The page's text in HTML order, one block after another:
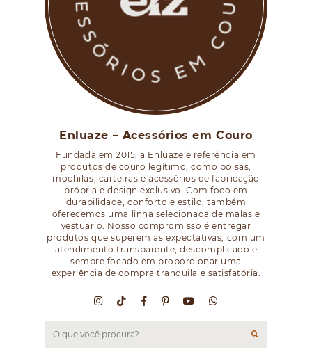
Enluaze – Acessórios em Couro
Fundada em 2015, a Enluaze é referência em
produtos de couro legítimo, como bolsas,
mochilas, carteiras e acessórios de fabricação
própria e design exclusivo. Com foco em
durabilidade, conforto e estilo, também
oferecemos uma linha selecionada de malas e
vestuário. Nosso compromisso é entregar
produtos que superem as expectativas, com um
atendimento transparente, descomplicado e
sempre focado em proporcionar uma
experiência de compra tranquila e satisfatória.